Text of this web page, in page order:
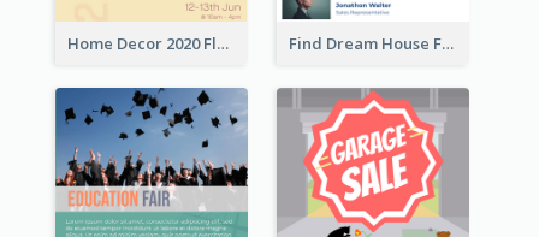
Home Decor 2020 Flyer Find Dream House Flyer